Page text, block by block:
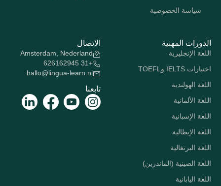
سياسة الخصوصية
الدورات المهنية
اللغة الإنجليزية
اختبارات IELTS وTOEFL
اللغة الهولندية
اللغة الألمانية
اللغة الإسبانية
اللغة الإيطالية
اللغة البرتغالية
اللغة الصينية (الماندرين)
اللغة اليابانية
الاتصال
Amsterdam, Nederland
+31 626162945
hallo@lingua-learn.nl
تابعنا